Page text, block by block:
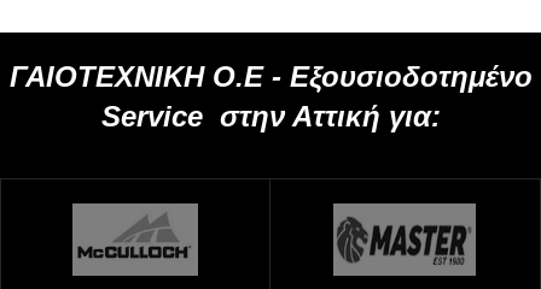
ΓΑΙΟΤΕΧΝΙΚΗ Ο.Ε - Εξουσιοδοτημένο
Serviceστην Αττική για: